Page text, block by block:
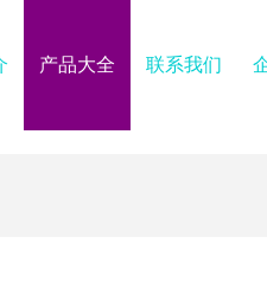
产品大全 联系我们